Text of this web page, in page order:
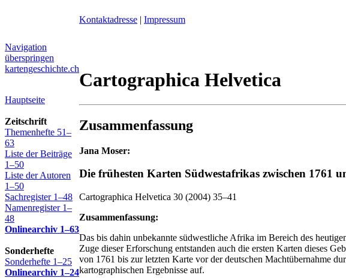
Navigation
überspringen
kartengeschichte.ch
Hauptseite
Zeitschrift
Themenhefte 51–
63
Liste der Beiträge
1–50
Liste der Autoren
1–50
Sachregister 1–48
Namenregister 1–
48
Onlinearchiv 1–63
Sonderhefte
Sonderhefte 1–25
Onlinearchiv 1–24
Kontaktadresse | Impressum
Cartographica Helvetica
Zusammenfassung
Jana Moser:
Die frühesten Karten Südwestafrikas zwischen 1761
Cartographica Helvetica 30 (2004) 35–41
Zusammenfassung:
Das bis dahin unbekannte südwestliche Afrika im Bereich des
Zuge dieser Erforschung entstanden auch die ersten Karten dieses
von 1761 bis zur letzten Karte vor der deutschen Machtübernahme
kartographischen Ergebnisse auf.